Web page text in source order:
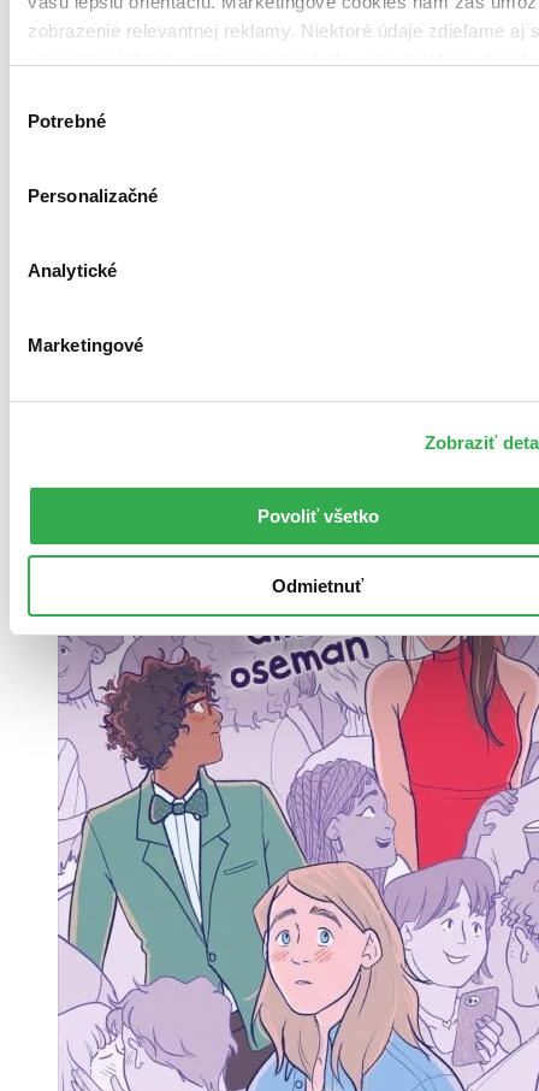
zobrazenie relevantnej reklamy. Niektoré údaje zdieľame aj
súhlasu
Potrebné
Personalizačné
Analytické
Marketingové
Zobraziť
Povoliť všetko
Odmietnuť
Brožovaná väzba
Túto knihu máme síce aktuálne na sklade, máme však už iba
posledné kusy. Ak ju chcete mať rýchlo, ponáhľajte sa!